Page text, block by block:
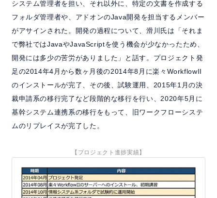
システム管理者を担い、それ以外に、特定の文書を作成する
フォルダ管理者や、アドオンのJava開発を担当するメンバー
がアサインされた。開発の過程について、滑川氏は「それま
で弊社ではJavaやJavaScriptを使う機会が少なかったため、
開発には多少の苦労がありました」と話す。プロジェクト発
足の2014年4月から数ヶ月後の2014年8月に楽々WorkflowII
のインストールが完了、その後、試験運用、2015年1月の決
裁申請系の移行完了など段階的な移行を行い、2020年5月に
基幹システム連携系の移行をもって、旧ワークフローシステ
ムのリプレイスが完了した。
【プロジェクト進捗実績】